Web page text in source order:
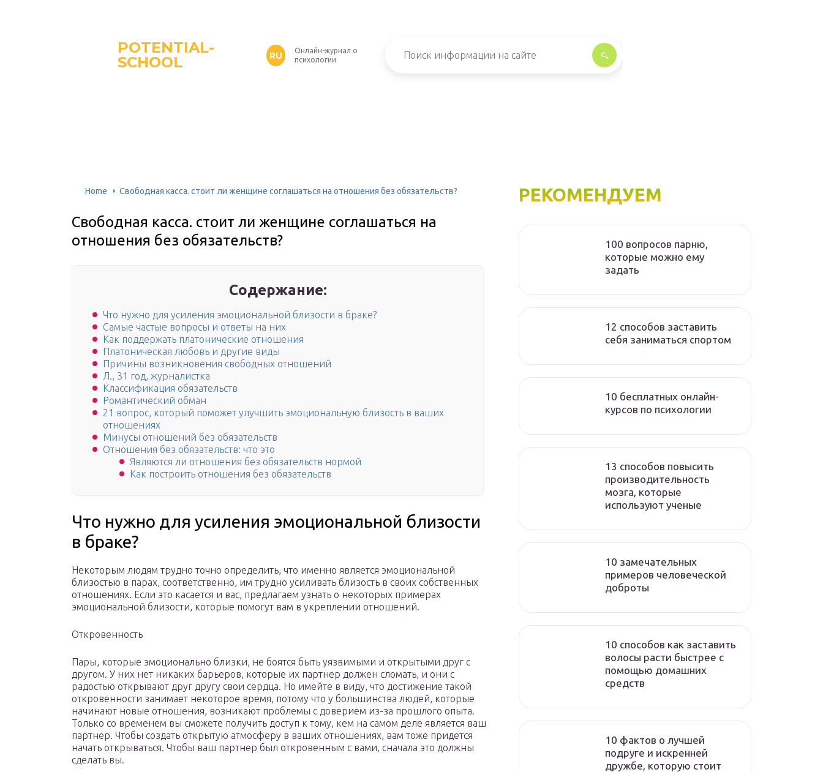
POTENTIAL-
SCHOOL
RU
Онлайн-журнал о
психологии
Home Свободная касса. стоит ли женщине соглашаться на отношения без обязательств?
Свободная касса. стоит ли женщине соглашаться на
отношения без обязательств?
Содержание:
Что нужно для усиления эмоциональной близости в браке?
Самые частые вопросы и ответы на них
Как поддержать платонические отношения
Платоническая любовь и другие виды
Причины возникновения свободных отношений
Л., 31 год, журналистка
Классификация обязательств
Романтический обман
21 вопрос, который поможет улучшить эмоциональную близость в ваших
отношениях
Минусы отношений без обязательств
Отношения без обязательств: что это
Являются ли отношения без обязательств нормой
Как построить отношения без обязательств
Что нужно для усиления эмоциональной близости
в браке?
Некоторым людям трудно точно определить, что именно является эмоциональной
близостью в парах, соответственно, им трудно усиливать близость в своих собственных
отношениях. Если это касается и вас, предлагаем узнать о некоторых примерах
эмоциональной близости, которые помогут вам в укреплении отношений.
Откровенность
Пары, которые эмоционально близки, не боятся быть уязвимыми и открытыми друг с
другом. У них нет никаких барьеров, которые их партнер должен сломать, и они с
радостью открывают друг другу свои сердца. Но имейте в виду, что достижение такой
откровенности занимает некоторое время, потому что у большинства людей, которые
начинают новые отношения, возникают проблемы с доверием из-за прошлого опыта.
Только со временем вы сможете получить доступ к тому, кем на самом деле является ваш
партнер. Чтобы создать открытую атмосферу в ваших отношениях, вам тоже придется
начать открываться. Чтобы ваш партнер был откровенным с вами, сначала это должны
сделать вы.
РЕКОМЕНДУЕМ
100 вопросов парню,
которые можно ему
задать
12 способов заставить
себя заниматься спортом
10 бесплатных онлайн-
курсов по психологии
13 способов повысить
производительность
мозга, которые
используют ученые
10 замечательных
примеров человеческой
доброты
10 способов как заставить
волосы расти быстрее с
помощью домашних
средств
10 фактов о лучшей
подруге и искренней
дружбе, которую стоит